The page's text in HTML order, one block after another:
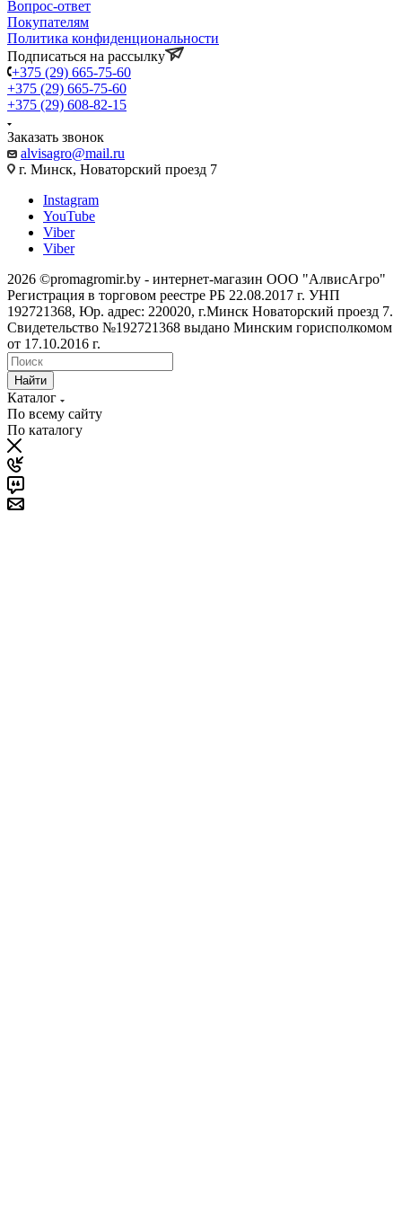
Вопрос-ответ
Покупателям
Политика конфиденциональности
Подписаться на рассылку
+375 (29) 665-75-60
+375 (29) 665-75-60
+375 (29) 608-82-15
Заказать звонок
alvisagro@mail.ru
г. Минск, Новаторский проезд 7
Instagram
YouTube
Viber
Viber
2026 ©promagromir.by - интернет-магазин ООО "АлвисАгро"
Регистрация в торговом реестре РБ 22.08.2017 г. УНП
192721368, Юр. адрес: 220020, г.Минск Новаторский проезд 7.
Свидетельство №192721368 выдано Минским горисполкомом
от 17.10.2016 г.
Найти
Каталог
По всему сайту
По каталогу